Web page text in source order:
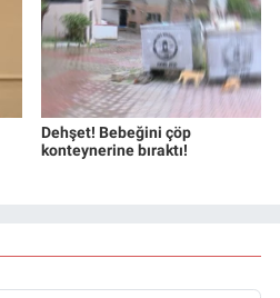
Dehşet! Bebeğini çöp
konteynerine bıraktı!